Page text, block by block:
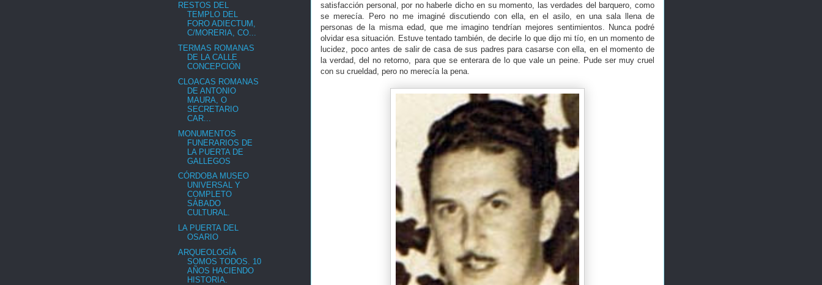
satisfacción personal, por no haberle dicho en su momento, las verdades del barquero, como
se merecía. Pero no me imaginé discutiendo con ella, en el asilo, en una sala llena de
personas de la misma edad, que me imagino tendrían mejores sentimientos. Nunca podré
olvidar esa situación. Estuve tentado también, de decirle lo que dijo mi tío, en un momento de
lucidez, poco antes de salir de casa de sus padres para casarse con ella, en el momento de
la verdad, del no retorno, para que se enterara de lo que vale un peine. Pude ser muy cruel
con su crueldad, pero no merecía la pena.
RESTOS DEL
TEMPLO DEL
FORO ADIECTUM,
C/MORERIA, CO...
TERMAS ROMANAS
DE LA CALLE
CONCEPCIÓN
CLOACAS ROMANAS
DE ANTONIO
MAURA, O
SECRETARIO
CAR...
MONUMENTOS
FUNERARIOS DE
LA PUERTA DE
GALLEGOS
CÓRDOBA MUSEO
UNIVERSAL Y
COMPLETO
SÁBADO
CULTURAL.
LA PUERTA DEL
OSARIO
ARQUEOLOGÍA
SOMOS TODOS. 10
AÑOS HACIENDO
HISTORIA.